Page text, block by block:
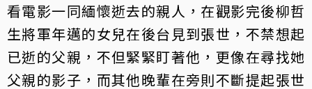
看電影一同緬懷逝去的親人，在觀影完後柳哲
生將軍年邁的女兒在後台見到張世，不禁想起
已逝的父親，不但緊緊盯著他，更像在尋找她
父親的影子，而其他晚輩在旁則不斷提起張世